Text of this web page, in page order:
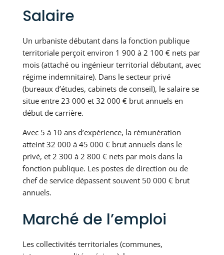
Salaire
Un urbaniste débutant dans la fonction publique
territoriale perçoit environ 1 900 à 2 100 € nets par
mois (attaché ou ingénieur territorial débutant, avec
régime indemnitaire). Dans le secteur privé
(bureaux d’études, cabinets de conseil), le salaire se
situe entre 23 000 et 32 000 € brut annuels en
début de carrière.
Avec 5 à 10 ans d’expérience, la rémunération
atteint 32 000 à 45 000 € brut annuels dans le
privé, et 2 300 à 2 800 € nets par mois dans la
fonction publique. Les postes de direction ou de
chef de service dépassent souvent 50 000 € brut
annuels.
Marché de l’emploi
Les collectivités territoriales (communes,